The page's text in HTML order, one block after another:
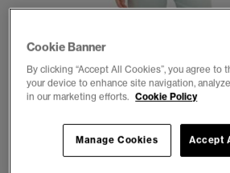
1 2 4 5
Cookie Banner
By clicking “Accept All Cookies”, you agree to
your device to enhance site navigation,
in our marketing efforts. Cookie Policy
Accept
Manage Cookies